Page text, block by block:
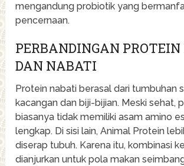
mengandung probiotik yang
pencernaan.
PERBANDINGAN
DAN NABATI
Protein nabati berasal dari tumbuhan
kacangan dan biji-bijian. Meski sehat,
biasanya tidak memiliki asam amino
lengkap. Di sisi lain, Animal Protein
diserap tubuh. Karena itu, kombinasi
dianjurkan untuk pola makan